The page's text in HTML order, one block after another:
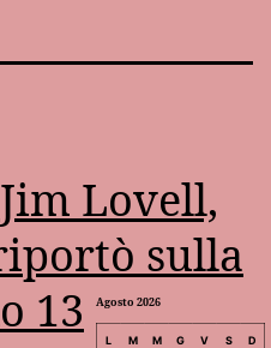
Lovell,
sulla
13
Agosto 2026
L M M G V S D